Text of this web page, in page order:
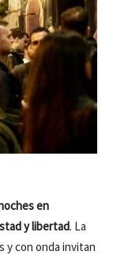
en
y libertad. La
y con onda invitan